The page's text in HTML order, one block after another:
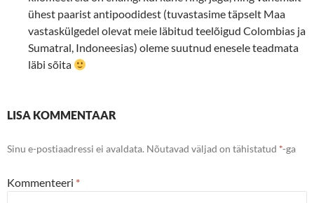
ühest paarist antipoodidest (tuvastasime täpselt Maa
vastaskülgedel olevat meie läbitud teelõigud Colombias ja
Sumatral, Indoneesias) oleme suutnud enesele teadmata
läbi sõita
LISA KOMMENTAAR
Sinu e-postiaadressi ei avaldata. Nõutavad väljad on tähistatud *-ga
Kommenteeri *